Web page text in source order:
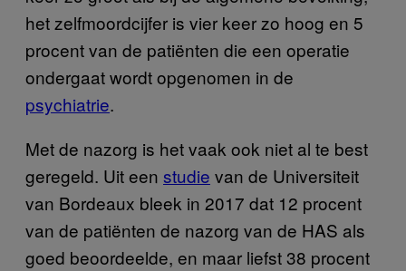
het zelfmoordcijfer is vier keer zo hoog en 5
procent van de patiënten die een operatie
ondergaat wordt opgenomen in de
psychiatrie.
Met de nazorg is het vaak ook niet al te best
geregeld. Uit een studie van de Universiteit
van Bordeaux bleek in 2017 dat 12 procent
van de patiënten de nazorg van de HAS als
goed beoordeelde, en maar liefst 38 procent